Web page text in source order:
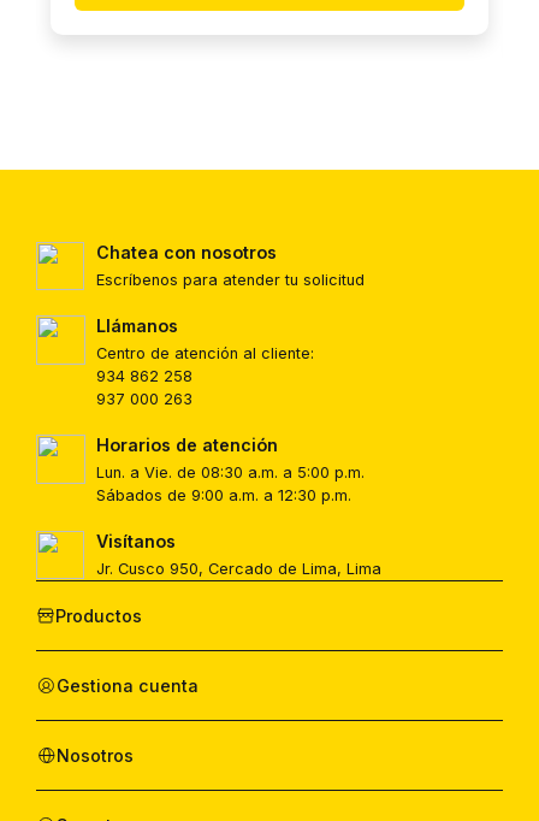
Chatea con nosotros
Escríbenos para atender tu solicitud
Llámanos
Centro de atención al cliente:
934 862 258
937 000 263
Horarios de atención
Lun. a Vie. de 08:30 a.m. a 5:00 p.m.
Sábados de 9:00 a.m. a 12:30 p.m.
Visítanos
Jr. Cusco 950, Cercado de Lima, Lima
Productos
Gestiona cuenta
Nosotros